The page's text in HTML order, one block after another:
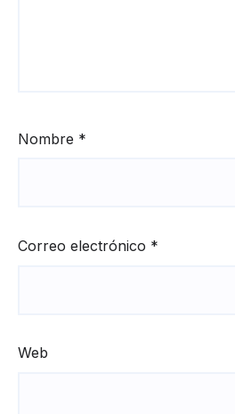
Nombre *
Correo electrónico *
Web